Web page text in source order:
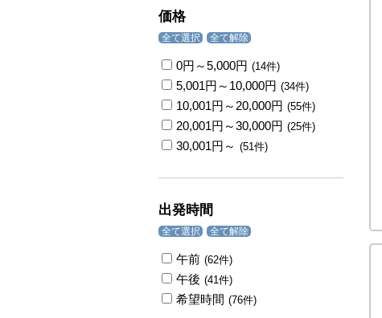
価格
全て選択 全て解除
0円～5,000円 (14件)
5,001円～10,000円 (34件)
10,001円～20,000円 (55件)
20,001円～30,000円 (25件)
30,001円～ (51件)
出発時間
全て選択 全て解除
午前 (62件)
午後 (41件)
希望時間 (76件)